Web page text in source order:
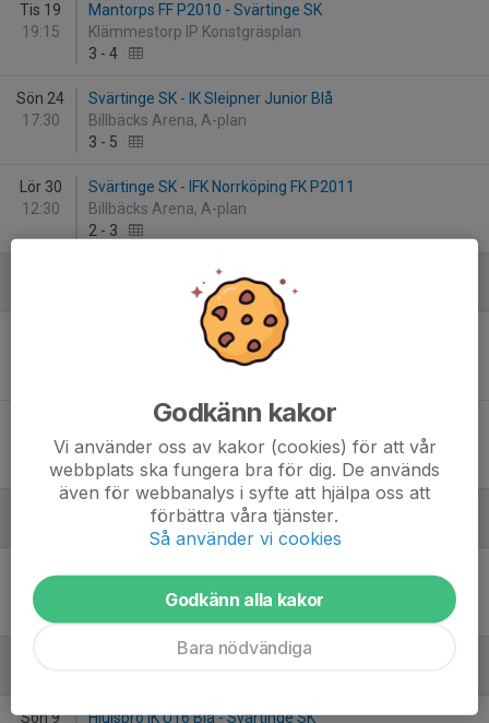
Tis 19
19:15
Mantorps FF P2010 - Svärtinge SK
Klämmestorp IP Konstgräsplan
3 - 4
Sön 24
17:30
Svärtinge SK - IK Sleipner Junior Blå
Billbäcks Arena, A-plan
3 - 5
Lör 30
12:30
Svärtinge SK - IFK Norrköping FK P2011
Billbäcks Arena, A-plan
2 - 3
Malmslätts AIK Junior Vit - Svärtinge SK
Hellgrenshagen B-plan
15:30
Svärtinge SK - Eneby BK P2010 Grön
Billbäcks Arena, A-plan
3- 1
18:00
PreZero Arena A
Sön 9
Hjulsbro IK U16 Blå - Svärtinge SK
Godkänn kakor
Vi använder oss av kakor (cookies) för att vår
webbplats ska fungera bra för dig. De används
även för webbanalys i syfte att hjälpa oss att
förbättra våra tjänster.
Så använder vi cookies
Godkänn alla kakor
Bara nödvändiga